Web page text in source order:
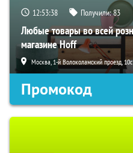
12:53:37 Получили:83
Любые товары во всей
магазине Hoff
Москва, 1-й Волоколамский проезд,
Промокод